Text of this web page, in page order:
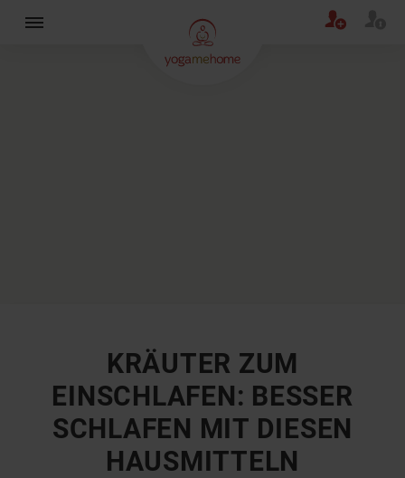
KRÄUTER ZUM
EINSCHLAFEN: BESSER
SCHLAFEN MIT DIESEN
HAUSMITTELN